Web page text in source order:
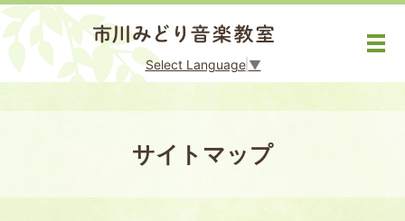
Select Language ▼
メ
サイトマップ